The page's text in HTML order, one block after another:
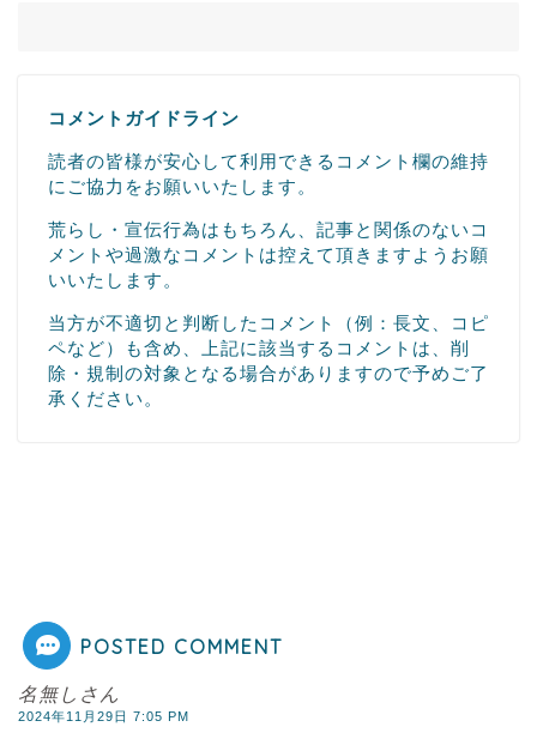
コメントガイドライン
読者の皆様が安心して利用できるコメント欄の維持
にご協力をお願いいたします。
荒らし・宣伝行為はもちろん、記事と関係のないコ
メントや過激なコメントは控えて頂きますようお願
いいたします。
当方が不適切と判断したコメント（例：長文、コピ
ペなど）も含め、上記に該当するコメントは、削
除・規制の対象となる場合がありますので予めご了
承ください。
POSTED COMMENT
名無しさん
2024年11月29日 7:05 PM